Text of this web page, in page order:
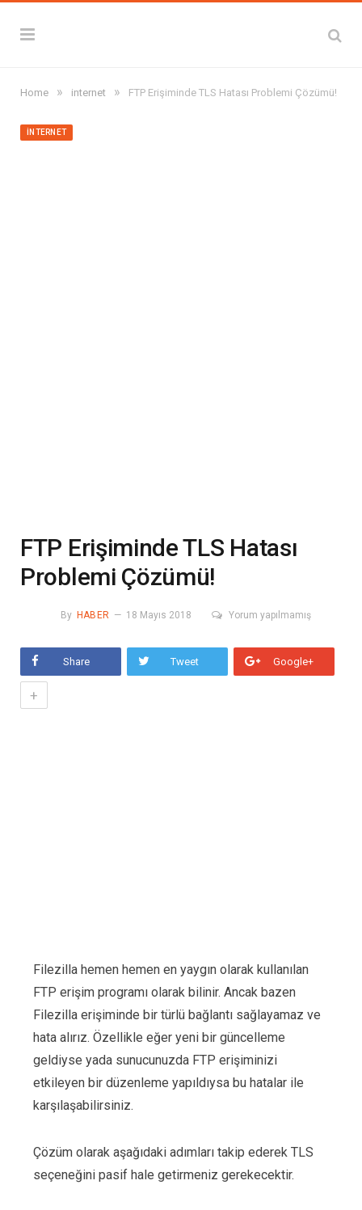
Home » internet » FTP Erişiminde TLS Hatası Problemi Çözümü!
INTERNET
FTP Erişiminde TLS Hatası
Problemi Çözümü!
By HABER 18 Mayıs 2018 Yorum yapılmamış
Share Tweet Google+
+
Filezilla hemen hemen en yaygın olarak kullanılan
FTP erişim programı olarak bilinir. Ancak bazen
Filezilla erişiminde bir türlü bağlantı sağlayamaz ve
hata alırız. Özellikle eğer yeni bir güncelleme
geldiyse yada sunucunuzda FTP erişiminizi
etkileyen bir düzenleme yapıldıysa bu hatalar ile
karşılaşabilirsiniz.
Çözüm olarak aşağıdaki adımları takip ederek TLS
seçeneğini pasif hale getirmeniz gerekecektir.